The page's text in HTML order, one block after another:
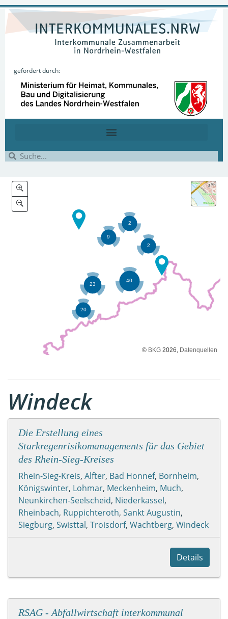
gefördert durch:
© BKG 2026, Datenquellen
Windeck
Die Erstellung eines
Starkregenrisikomanagements für das Gebiet
des Rhein-Sieg-Kreises
Rhein-Sieg-Kreis, Alfter, Bad Honnef, Bornheim,
Königswinter, Lohmar, Meckenheim, Much,
Neunkirchen-Seelscheid, Niederkassel,
Rheinbach, Ruppichteroth, Sankt Augustin,
Siegburg, Swisttal, Troisdorf, Wachtberg, Windeck
Details
RSAG - Abfallwirtschaft interkommunal